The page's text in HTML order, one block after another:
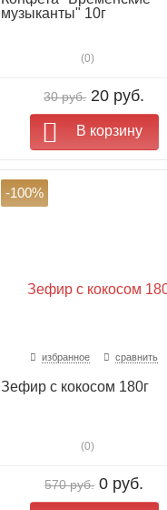
музыканты" 10г
(0)
30 руб. 20 руб.
В корзину
-100%
избранное сравнить
Зефир с кокосом 180г
(0)
570 руб. 0 руб.